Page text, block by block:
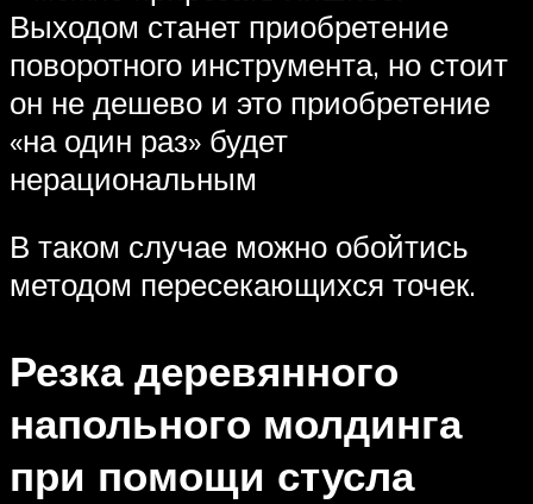
Выходом станет приобретение
поворотного инструмента, но стоит
он не дешево и это приобретение
«на один раз» будет
нерациональным
В таком случае можно обойтись
методом пересекающихся точек.
Резка деревянного
напольного молдинга
при помощи стусла